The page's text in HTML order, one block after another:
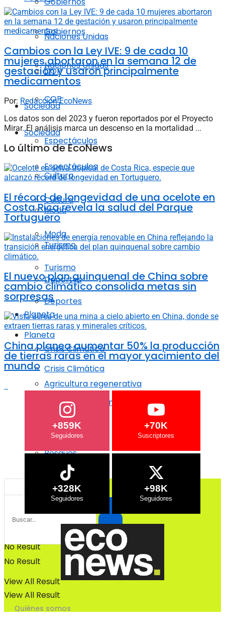
Naciones Unidas
COP
Sociedad
Espectáculos
Cultura
Moda
Turismo
Deportes
Planeta
Crisis Climática
Agricultura regenerativa
Océanos
Bosques
No Result
View All Result
Gobiernos
Naciones Unidas
COP
Sociedad
Espectáculos
Cultura
Moda
Turismo
Deportes
Planeta
Crisis Climática
Agricultura regenerativa
Océanos
Bosques
No Result
View All Result
Cambios con la Ley IVE: 9 de cada 10
mujeres abortaron en la semana 12 de
gestación y usaron principalmente
medicamentos
Por: Redacción EcoNews
Los datos son del 2023 y fueron reportados por el Proyecto
Mirar. El análisis marca un descenso en la mortalidad ...
Lo último de EcoNews
El récord de longevidad de una ocelote en
Costa Rica revela la salud del Parque
Tortuguero
El nuevo plan quinquenal de China sobre
cambio climático consolida metas sin
sorpresas
China planea aumentar 50% la producción
de tierras raras en el mayor yacimiento del
mundo
+859K +70K
+328K +98K
Quiénes somos